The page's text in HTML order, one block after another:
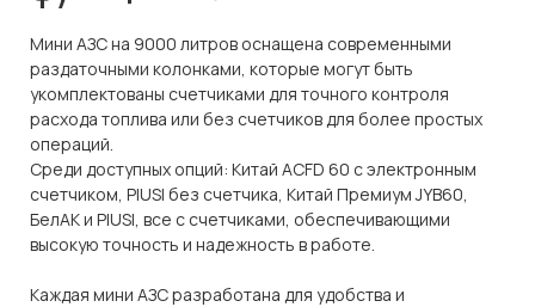
Мини АЗС на 9000 литров оснащена современными
раздаточными колонками, которые могут быть
укомплектованы счетчиками для точного контроля
расхода топлива или без счетчиков для более простых
операций.
Среди доступных опций: Китай ACFD 60 с электронным
счетчиком, PIUSI без счетчика, Китай Премиум JYB60,
БелАК и PIUSI, все с счетчиками, обеспечивающими
высокую точность и надежность в работе.
Каждая мини АЗС разработана для удобства и